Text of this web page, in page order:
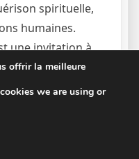
spirituelle,
humaines.
une invitation à
nos
sur la
offrir la meilleure
we are using or